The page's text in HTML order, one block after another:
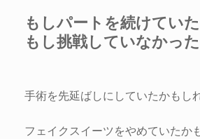
もしパートを続けていた
もし挑戦していなかった
手術を先延ばしにしていたかもし
フェイクスイーツをやめていたか